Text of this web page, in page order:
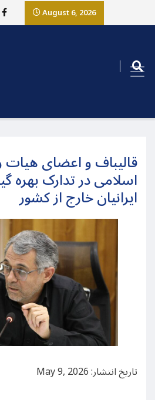
August 6, 2026
قالیباف و اعضای
اسلامی در تدارک بهره
ایرانیان خارج از کشور
تاریخ انتشار: May 9, 2026